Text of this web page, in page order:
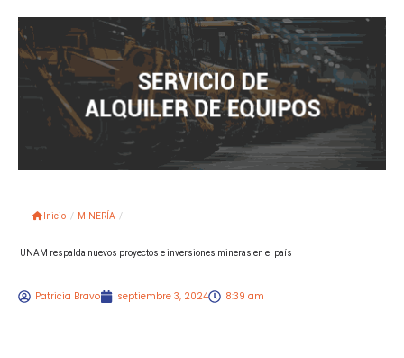
Inicio / MINERÍA /
UNAM respalda nuevos proyectos e inversiones mineras en el país
Patricia Bravo septiembre 3, 2024 8:39 am